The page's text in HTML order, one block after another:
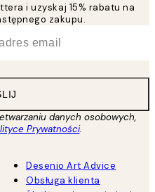
i uzyskaj 15% rabatu na
zakupu.
danych osobowych,
Prywatności.
Desenio Art Advice
Obsługa klienta